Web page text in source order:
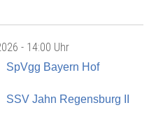
- 14:00 Uhr
SpVgg Bayern Hof
SSV Jahn Regensburg II